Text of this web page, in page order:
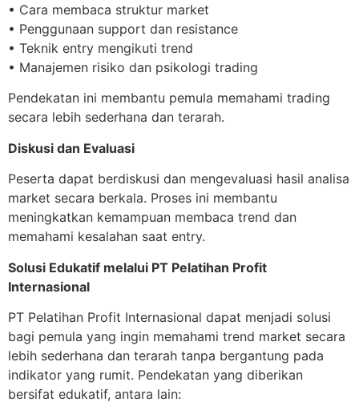
• Cara membaca struktur market
• Penggunaan support dan resistance
• Teknik entry mengikuti trend
• Manajemen risiko dan psikologi trading
Pendekatan ini membantu pemula memahami trading
secara lebih sederhana dan terarah.
Diskusi dan Evaluasi
Peserta dapat berdiskusi dan mengevaluasi hasil analisa
market secara berkala. Proses ini membantu
meningkatkan kemampuan membaca trend dan
memahami kesalahan saat entry.
Solusi Edukatif melalui PT Pelatihan Profit
Internasional
PT Pelatihan Profit Internasional dapat menjadi solusi
bagi pemula yang ingin memahami trend market secara
lebih sederhana dan terarah tanpa bergantung pada
indikator yang rumit. Pendekatan yang diberikan
bersifat edukatif, antara lain: